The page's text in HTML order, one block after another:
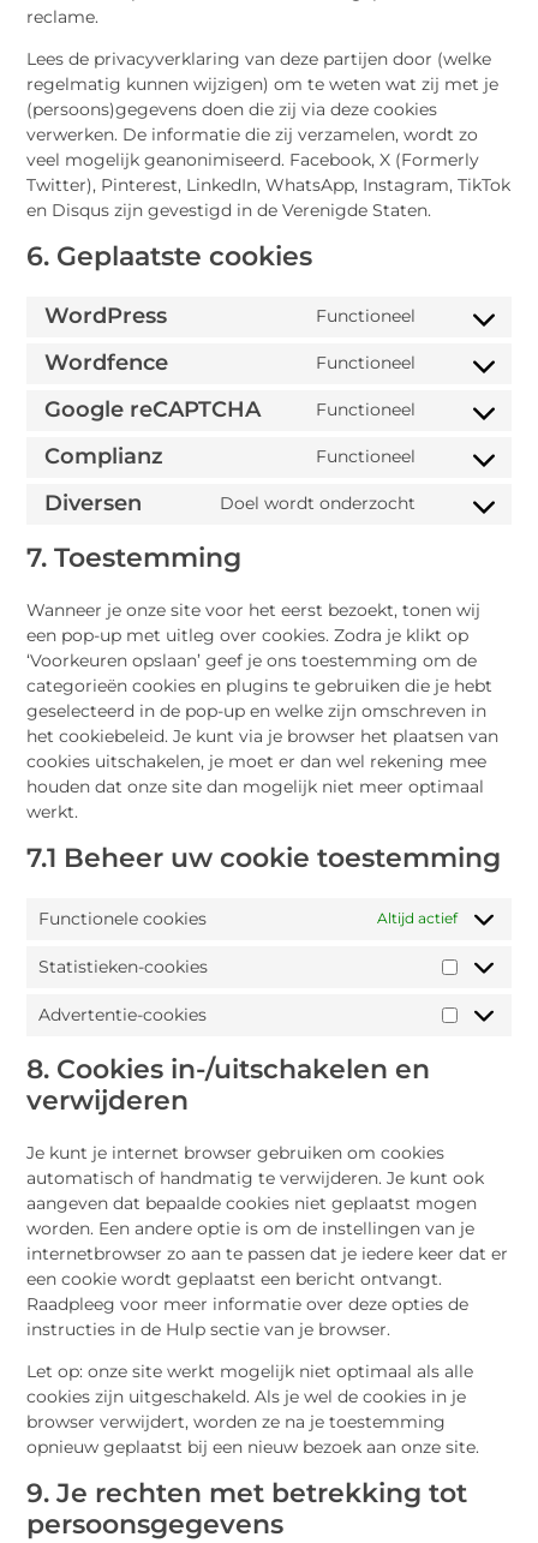
reclame.
Lees de privacyverklaring van deze partijen door (welke
regelmatig kunnen wijzigen) om te weten wat zij met je
(persoons)gegevens doen die zij via deze cookies
verwerken. De informatie die zij verzamelen, wordt zo
veel mogelijk geanonimiseerd. Facebook, X (Formerly
Twitter), Pinterest, LinkedIn, WhatsApp, Instagram, TikTok
en Disqus zijn gevestigd in de Verenigde Staten.
6. Geplaatste cookies
WordPress Functioneel
Wordfence Functioneel
Google reCAPTCHA Functioneel
Complianz Functioneel
Diversen Doel wordt onderzocht
7. Toestemming
Wanneer je onze site voor het eerst bezoekt, tonen wij
een pop-up met uitleg over cookies. Zodra je klikt op
‘Voorkeuren opslaan’ geef je ons toestemming om de
categorieën cookies en plugins te gebruiken die je hebt
geselecteerd in de pop-up en welke zijn omschreven in
het cookiebeleid. Je kunt via je browser het plaatsen van
cookies uitschakelen, je moet er dan wel rekening mee
houden dat onze site dan mogelijk niet meer optimaal
werkt.
7.1 Beheer uw cookie toestemming
Functionele cookies Altijd actief
Statistieken-cookies
Advertentie-cookies
8. Cookies in-/uitschakelen en
verwijderen
Je kunt je internet browser gebruiken om cookies
automatisch of handmatig te verwijderen. Je kunt ook
aangeven dat bepaalde cookies niet geplaatst mogen
worden. Een andere optie is om de instellingen van je
internetbrowser zo aan te passen dat je iedere keer dat er
een cookie wordt geplaatst een bericht ontvangt.
Raadpleeg voor meer informatie over deze opties de
instructies in de Hulp sectie van je browser.
Let op: onze site werkt mogelijk niet optimaal als alle
cookies zijn uitgeschakeld. Als je wel de cookies in je
browser verwijdert, worden ze na je toestemming
opnieuw geplaatst bij een nieuw bezoek aan onze site.
9. Je rechten met betrekking tot
persoonsgegevens